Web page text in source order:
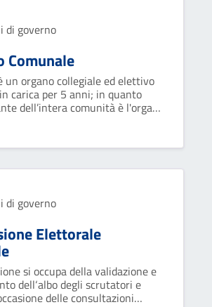
di governo
Comunale
un organo collegiale ed elettivo
carica per 5 anni; in quanto
dell’intera comunità è l'organo
di governo
Elettorale
si occupa della validazione e
dell‘albo degli scrutatori e
delle consultazioni